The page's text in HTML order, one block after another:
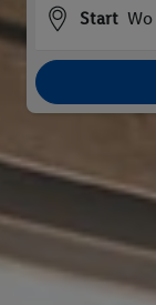
Start